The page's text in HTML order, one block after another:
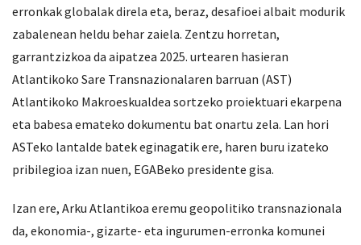
erronkak globalak direla eta, beraz, desafioei albait modurik
zabalenean heldu behar zaiela. Zentzu horretan,
garrantzizkoa da aipatzea 2025. urtearen hasieran
Atlantikoko Sare Transnazionalaren barruan (AST)
Atlantikoko Makroeskualdea sortzeko proiektuari ekarpena
eta babesa emateko dokumentu bat onartu zela. Lan hori
ASTeko lantalde batek eginagatik ere, haren buru izateko
pribilegioa izan nuen, EGABeko presidente gisa.
Izan ere, Arku Atlantikoa eremu geopolitiko transnazionala
da, ekonomia-, gizarte- eta ingurumen-erronka komunei